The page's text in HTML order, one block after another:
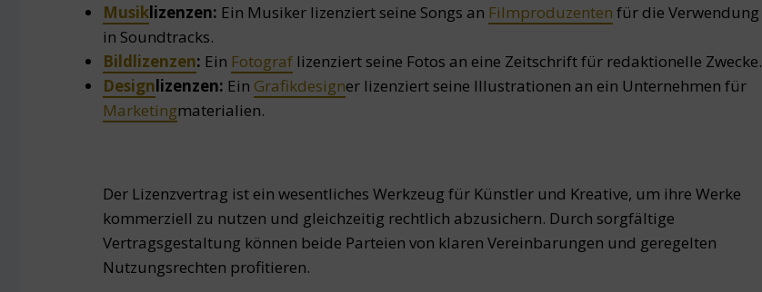
Musiklizenzen: Ein Musiker lizenziert seine Songs an Filmproduzenten für die Verwendung
in Soundtracks.
Bildlizenzen: Ein Fotograf lizenziert seine Fotos an eine Zeitschrift für redaktionelle Zwecke.
Designlizenzen: Ein Grafikdesigner lizenziert seine Illustrationen an ein Unternehmen für
Marketingmaterialien.
Der Lizenzvertrag ist ein wesentliches Werkzeug für Künstler und Kreative, um ihre Werke
kommerziell zu nutzen und gleichzeitig rechtlich abzusichern. Durch sorgfältige
Vertragsgestaltung können beide Parteien von klaren Vereinbarungen und geregelten
Nutzungsrechten profitieren.